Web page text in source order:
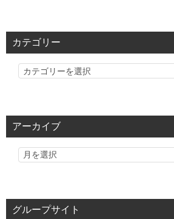
カテゴリー
カ
リ
アーカイブ
グループサイト